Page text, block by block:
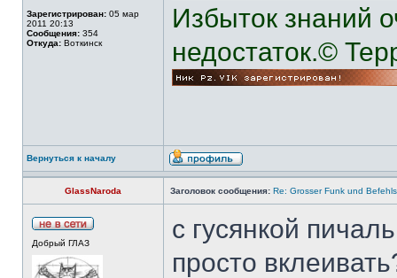
Зарегистрирован: 05 мар
2011 20:13
Сообщения: 354
Откуда: Воткинск
Избыток знаний
недостаток.©
Вернуться к началу
GlassNaroda Заголовок сообщения: Re: Grosser Funk und
Добрый ГЛАЗ
с гусянкой
просто